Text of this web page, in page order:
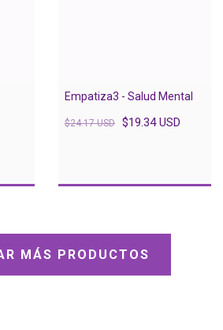
Empatiza3 - Salud Mental
$24.17 USD $19.34 USD
MÁS PRODUCTOS